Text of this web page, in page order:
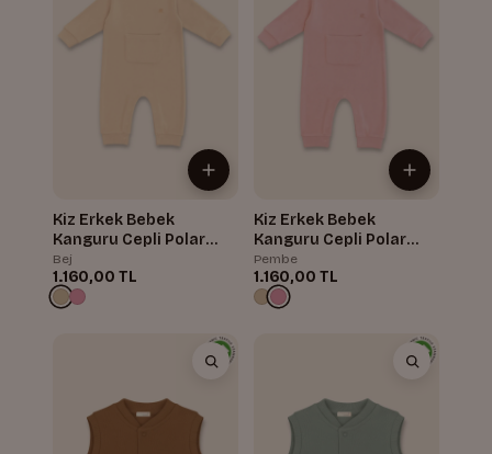
Kiz Erkek Bebek
Kanguru Cepli Polar
Tulum
Bej
1.160,00 TL
Kiz Erkek Bebek
Kanguru Cepli Polar
Tulum
Pembe
1.160,00 TL